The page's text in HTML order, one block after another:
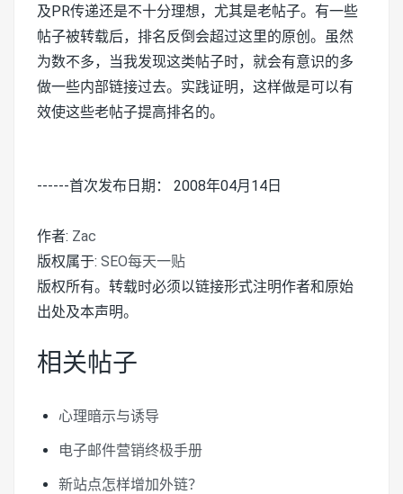
及PR传递还是不十分理想，尤其是老帖子。有一些
帖子被转载后，排名反倒会超过这里的原创。虽然
为数不多，当我发现这类帖子时，就会有意识的多
做一些内部链接过去。实践证明，这样做是可以有
效使这些老帖子提高排名的。
------首次发布日期： 2008年04月14日
作者: Zac
版权属于: SEO每天一贴
版权所有。转载时必须以链接形式注明作者和原始
出处及本声明。
相关帖子
心理暗示与诱导
电子邮件营销终极手册
新站点怎样增加外链？